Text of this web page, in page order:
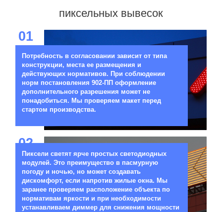
пиксельных вывесок
01
Потребность в согласовании зависит от типа
конструкции, места ее размещения и
действующих нормативов. При соблюдении
норм постановления 902-ПП оформление
дополнительного разрешения может не
понадобиться. Мы проверяем макет перед
стартом производства.
02
Пиксели светят ярче простых светодиодных
модулей. Это преимущество в пасмурную
погоду и ночью, но может создавать
дискомфорт, если напротив жилые окна. Мы
заранее проверяем расположение объекта по
нормативам яркости и при необходимости
устанавливаем диммер для снижения мощности